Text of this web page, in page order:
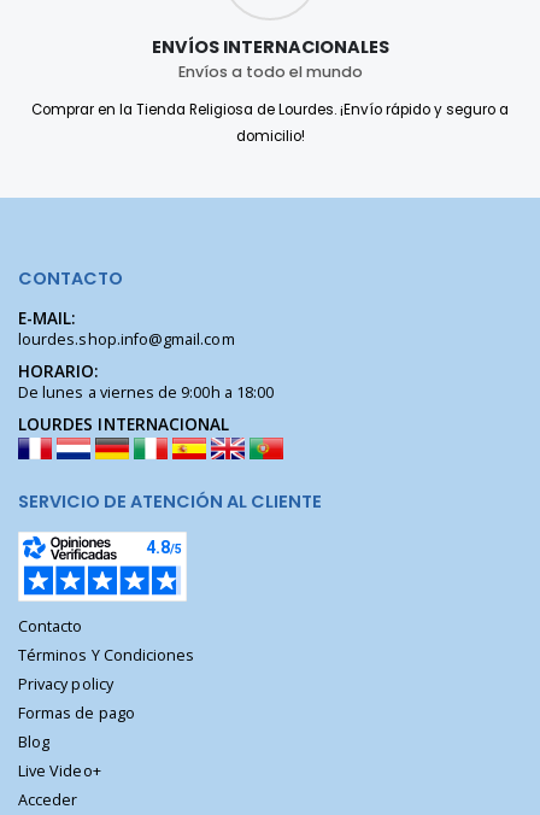
ENVÍOS INTERNACIONALES
Envíos a todo el mundo
Comprar en la Tienda Religiosa de Lourdes. ¡Envío rápido y seguro a
domicilio!
CONTACTO
E-MAIL:
lourdes.shop.info@gmail.com
HORARIO:
De lunes a viernes de 9:00h a 18:00
LOURDES INTERNACIONAL
SERVICIO DE ATENCIÓN AL CLIENTE
Contacto
Términos Y Condiciones
Privacy policy
Formas de pago
Blog
Live Video+
Acceder